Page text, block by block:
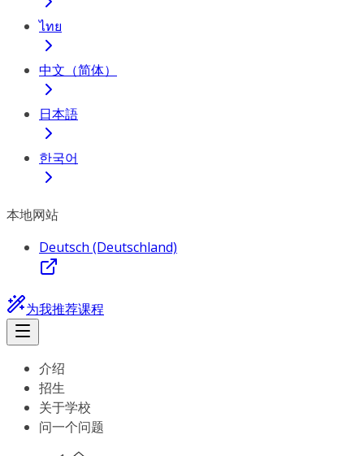
ไทย
中文（简体）
日本語
한국어
本地网站
Deutsch (Deutschland)
为我推荐课程
介绍
招生
关于学校
问一个问题